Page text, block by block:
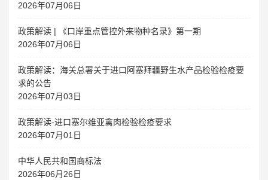
2026年07月06日
政策解读 | 《口岸重点管控外来物种名录》第一期
2026年07月06日
政策解读：海关总署关于进口阿塞拜疆野生水产品检验检疫要
求的公告
2026年07月03日
政策解读-进口塞尔维亚禽肉检验检疫要求
2026年07月01日
中华人民共和国商标法
2026年06月26日